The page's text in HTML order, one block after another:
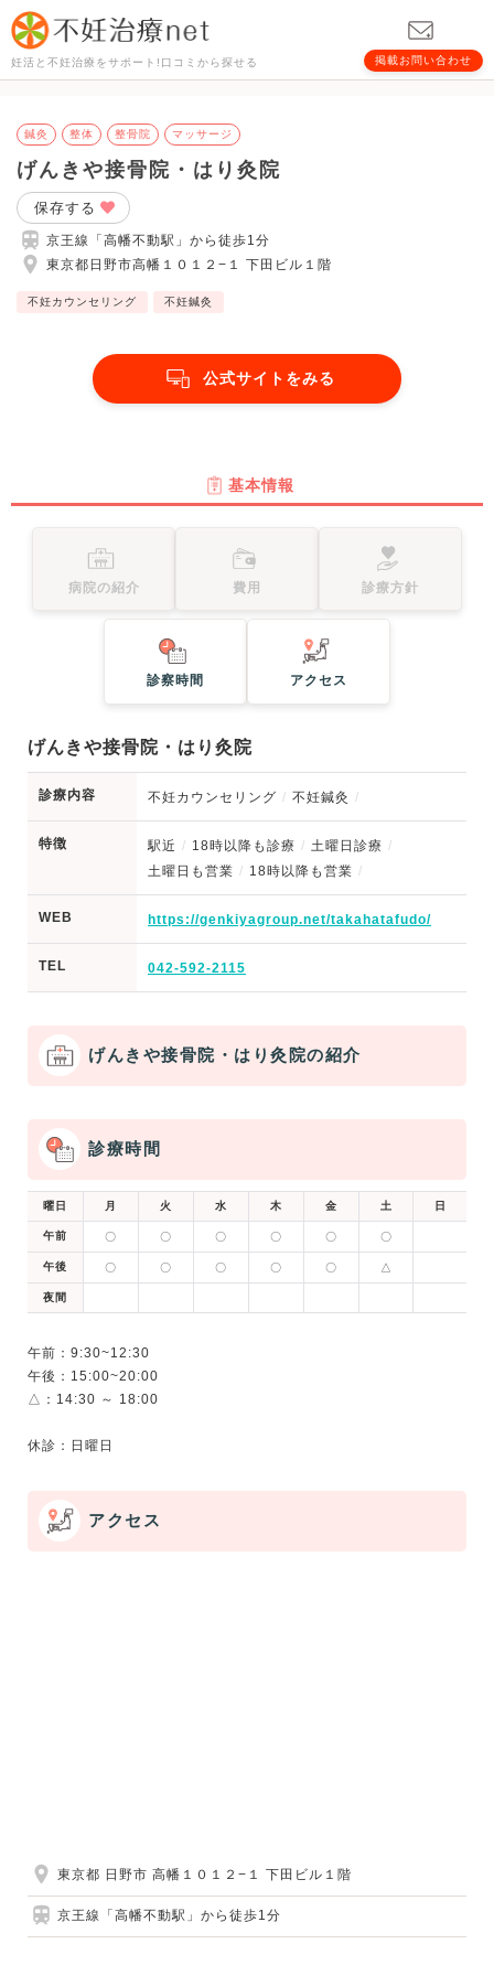
妊活と不妊治療をサポート!口コミから探せる 掲載お問い合わせ
鍼灸 整体 整骨院 マッサージ
げんきや接骨院・はり灸院
保存する
京王線「高幡不動駅」から徒歩1分
東京都日野市高幡１０１２−１ 下田ビル１階
不妊カウンセリング 不妊鍼灸
公式サイトをみる
基本情報
病院の紹介 費用 診療方針
診察時間 アクセス
げんきや接骨院・はり灸院
診療内容 不妊カウンセリング 不妊鍼灸
特徴 駅近 18時以降も診療
土曜日診療
土曜日も営業
18時以降も営業
WEB https://genkiyagroup.net/takahatafudo/
TEL 042-592-2115
げんきや接骨院・はり灸院の紹介
診療時間
曜日 月 火 水 木 金 土 日
午前 〇 〇 〇 〇 〇 〇
午後 〇 〇 〇 〇 〇 △
夜間
午前：9:30~12:30
午後：15:00~20:00
△：14:30 ～ 18:00
アクセス
東京都 日野市 高幡１０１２−１ 下田ビル１階
京王線「高幡不動駅」から徒歩1分